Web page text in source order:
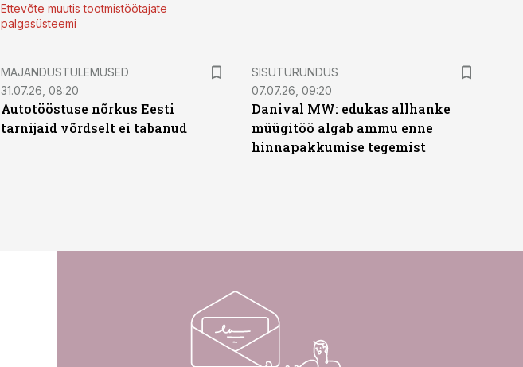
Ettevõte muutis tootmistöötajate
palgasüsteemi
MAJANDUSTULEMUSED
31.07.26, 08:20
Autotööstuse nõrkus Eesti
tarnijaid võrdselt ei tabanud
ST
SISUTURUNDUS
07.07.26, 09:20
Danival MW: edukas allhanke
müügitöö algab ammu enne
hinnapakkumise tegemist